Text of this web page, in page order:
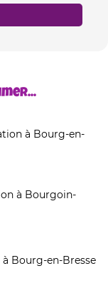
à Bourg-en-
à Bourgoin-
Bourg-en-Bresse